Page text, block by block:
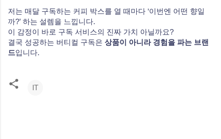
저는 매달 구독하는 커피 박스를 열 때마다 ‘이번엔 어떤 향일
까?’ 하는 설렘을 느낍니다.
이 감정이 바로 구독 서비스의 진짜 가치 아닐까요?
결국 성공하는 버티컬 구독은 상품이 아니라 경험을 파는 브랜
드입니다.
IT